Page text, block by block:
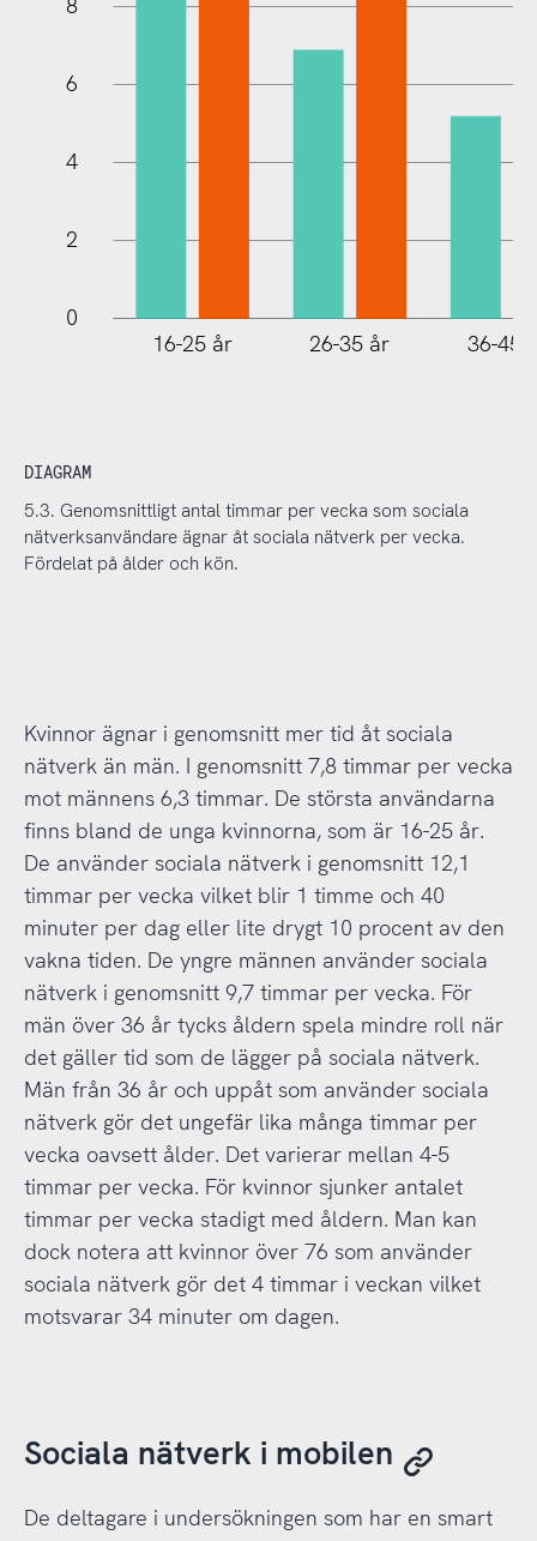
8
6
4
2
0
16-25 år 26-35 år 36-45
DIAGRAM
5.3. Genomsnittligt antal timmar per vecka som sociala
nätverksanvändare ägnar åt sociala nätverk per vecka.
Fördelat på ålder och kön.
Kvinnor ägnar i genomsnitt mer tid åt sociala
nätverk än män. I genomsnitt 7,8 timmar per vecka
mot männens 6,3 timmar. De största användarna
finns bland de unga kvinnorna, som är 16-25 år.
De använder sociala nätverk i genomsnitt 12,1
timmar per vecka vilket blir 1 timme och 40
minuter per dag eller lite drygt 10 procent av den
vakna tiden. De yngre männen använder sociala
nätverk i genomsnitt 9,7 timmar per vecka. För
män över 36 år tycks åldern spela mindre roll när
det gäller tid som de lägger på sociala nätverk.
Män från 36 år och uppåt som använder sociala
nätverk gör det ungefär lika många timmar per
vecka oavsett ålder. Det varierar mellan 4-5
timmar per vecka. För kvinnor sjunker antalet
timmar per vecka stadigt med åldern. Man kan
dock notera att kvinnor över 76 som använder
sociala nätverk gör det 4 timmar i veckan vilket
motsvarar 34 minuter om dagen.
Sociala nätverk i mobilen
De deltagare i undersökningen som har en smart